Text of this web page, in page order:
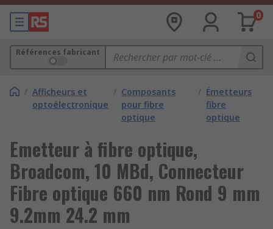
0
Références fabricant
/ Afficheurs et
optoélectronique
/ Composants
pour fibre
optique
/ Émetteurs
fibre
optique
Emetteur à fibre optique,
Broadcom, 10 MBd, Connecteur
Fibre optique 660 nm Rond 9 mm
9.2mm 24.2 mm